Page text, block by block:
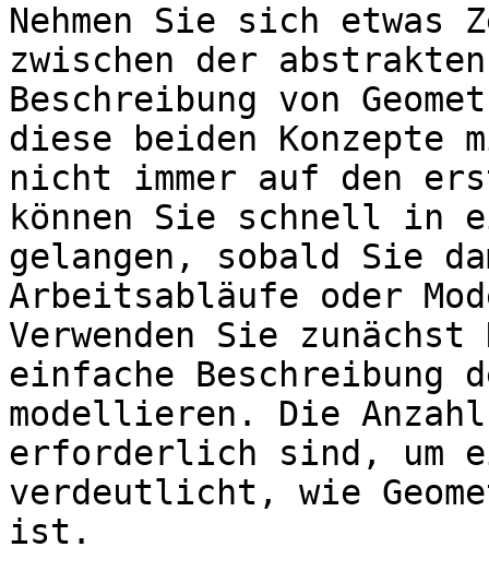
Nehmen Sie sich etwas
zwischen der
Beschreibung von
diese beiden Konzepte
nicht immer auf den
können Sie schnell in
gelangen, sobald Sie
Arbeitsabläufe oder
Verwenden Sie
einfache Beschreibung
modellieren. Die Anzahl
erforderlich sind, um
verdeutlicht, wie
ist.